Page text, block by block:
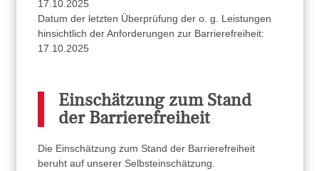
17.10.2025
Datum der letzten Überprüfung der o. g. Leistungen
hinsichtlich der Anforderungen zur Barrierefreiheit:
17.10.2025
Einschätzung zum Stand
der Barrierefreiheit
Die Einschätzung zum Stand der Barrierefreiheit
beruht auf unserer Selbsteinschätzung.